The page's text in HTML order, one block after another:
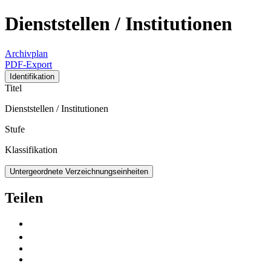
Dienststellen / Institutionen
Archivplan
PDF-Export
Identifikation
Titel
Dienststellen / Institutionen
Stufe
Klassifikation
Untergeordnete Verzeichnungseinheiten
Teilen